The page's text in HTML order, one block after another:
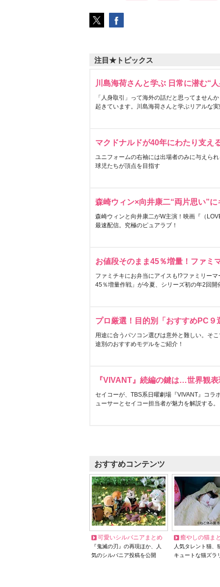
注目★トピックス
川島海荷さんと学ぶ 日常に潜む“
「人身取引」って海外の話だと思ってません
起きています。川島海荷さんと学ぶリアルな
マクドナルドが40年にわたり支え
ユニフォームの右袖には出場者のみに与えら
球児たちが頂点を目指す
森崎ウィン×向井康二“両片思い”
森崎ウィンと向井康二がW主演！映画『（
最速配信。究極のピュアラブ！
お値段そのまま45％増量！ファミ
ファミチキにお弁当にアイスも!?ファミリー
45％増量作戦」が今夏、シリーズ初の年2回開
プロ厳選！目的別「おすすめPC９
用途に合うパソコン選びは意外と難しい。そ
途別のおすすめモデルをご紹介！
『VIVANT』続編の鍵は…世界観
セイコーが、TBS系日曜劇場『VIVANT』コラ
ューサーとセイコー担当者が魅力を解説する。
おすすめコンテンツ
可愛いシルバニアまとめ
『鬼滅の刃』の再現ほか、人
気のシルバニア投稿を公開
癒やしの猫ま
人気タレント猫
キュートな猫ズラ